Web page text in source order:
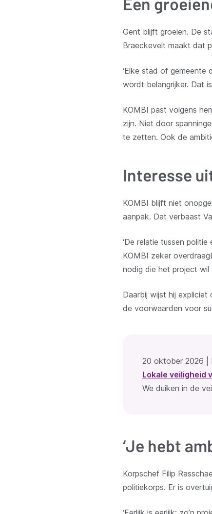
Gent blijft groeien. De
Braeckevelt maakt dat
‘Elke stad of gemeente
wordt belangrijker. Dat
KOMBI past volgens
zijn. Niet door
te zetten. Ook de
Interesse
KOMBI blijft niet
aanpak. Dat verbaast
‘De relatie tussen
KOMBI zeker
nodig die het project wil
Daarbij wijst hij
de voorwaarden voor
20 oktober 2026 |
Lokale veiligheid
We duiken in de
‘Je hebt
Korpschef Filip
politiekorps. Er is